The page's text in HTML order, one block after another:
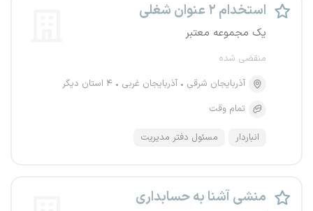
استخدام ۲ عنوان شغلی
یک مجموعه معتبر
منقضی شده
آذربایجان شرقی
آذربایجان غربی
۴ استان دیگر
تمام وقت
انباردار مسئول دفتر مدیریت
منشی آشنا به حسابداری